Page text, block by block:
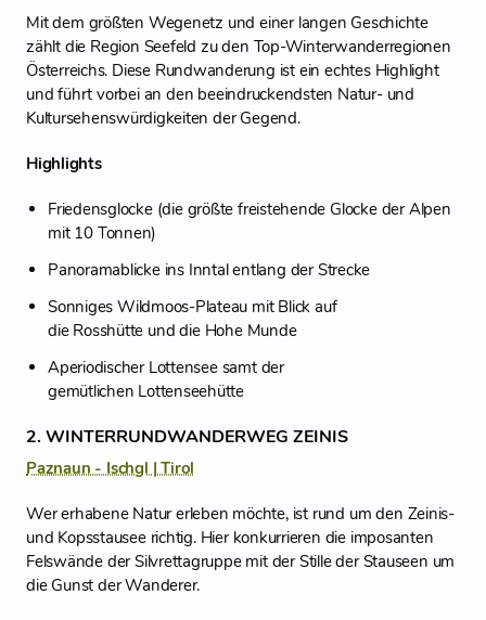
Mit dem größten Wegenetz und einer langen Geschichte
zählt die Region Seefeld zu den Top-Winterwanderregionen
Österreichs. Diese Rundwanderung ist ein echtes Highlight
und führt vorbei an den beeindruckendsten Natur- und
Kultursehenswürdigkeiten der Gegend.
Highlights
Friedensglocke (die größte freistehende Glocke der Alpen
mit 10 Tonnen)
Panoramablicke ins Inntal entlang der Strecke
Sonniges Wildmoos-Plateau mit Blick auf
die Rosshütte und die Hohe Munde
Aperiodischer Lottensee samt der
gemütlichen Lottenseehütte
2. WINTERRUNDWANDERWEG ZEINIS
Paznaun - Ischgl | Tirol
Wer erhabene Natur erleben möchte, ist rund um den Zeinis-
und Kopsstausee richtig. Hier konkurrieren die imposanten
Felswände der Silvrettagruppe mit der Stille der Stauseen um
die Gunst der Wanderer.